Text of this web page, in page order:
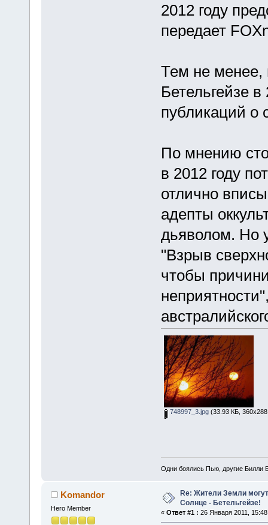
2012 году
передает
Тем не менее,
Бетельгейзе
публикаций о
По мнению
в 2012 году
отлично
адепты
дьяволом. Но
"Взрыв
чтобы
748997_3.jpg(33.93 КБ,
Одни боялись Пью, другие Билли
Komandor
Hero Member
Re: Жители Земли
Солнце - Бетельгейзе!
« Ответ #1 : 26 Января 2011,